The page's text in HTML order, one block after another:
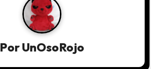
PorUnOsoRojo